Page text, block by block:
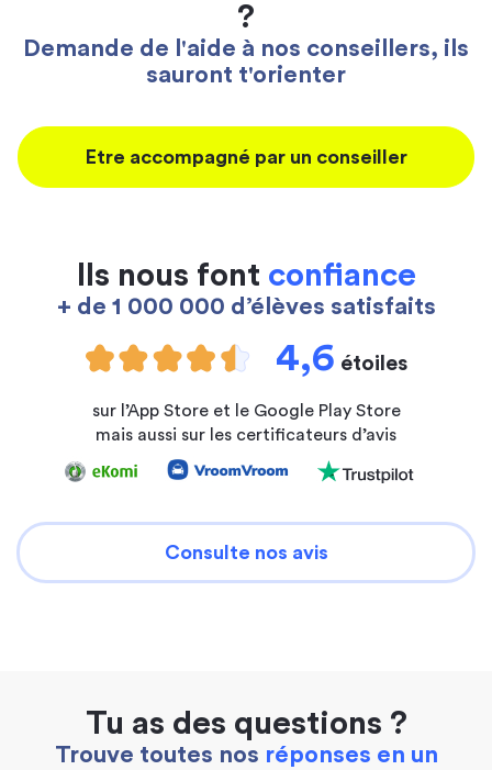
?
Demande de l'aide à nos conseillers, ils
sauront t'orienter
Etre accompagné par un conseiller
Ils nous font confiance
+ de 1 000 000 d’élèves satisfaits
4,6 étoiles
sur l’App Store et le Google Play Store
mais aussi sur les certificateurs d’avis
Consulte nos avis
Tu as des questions ?
Trouve toutes nos réponses en un